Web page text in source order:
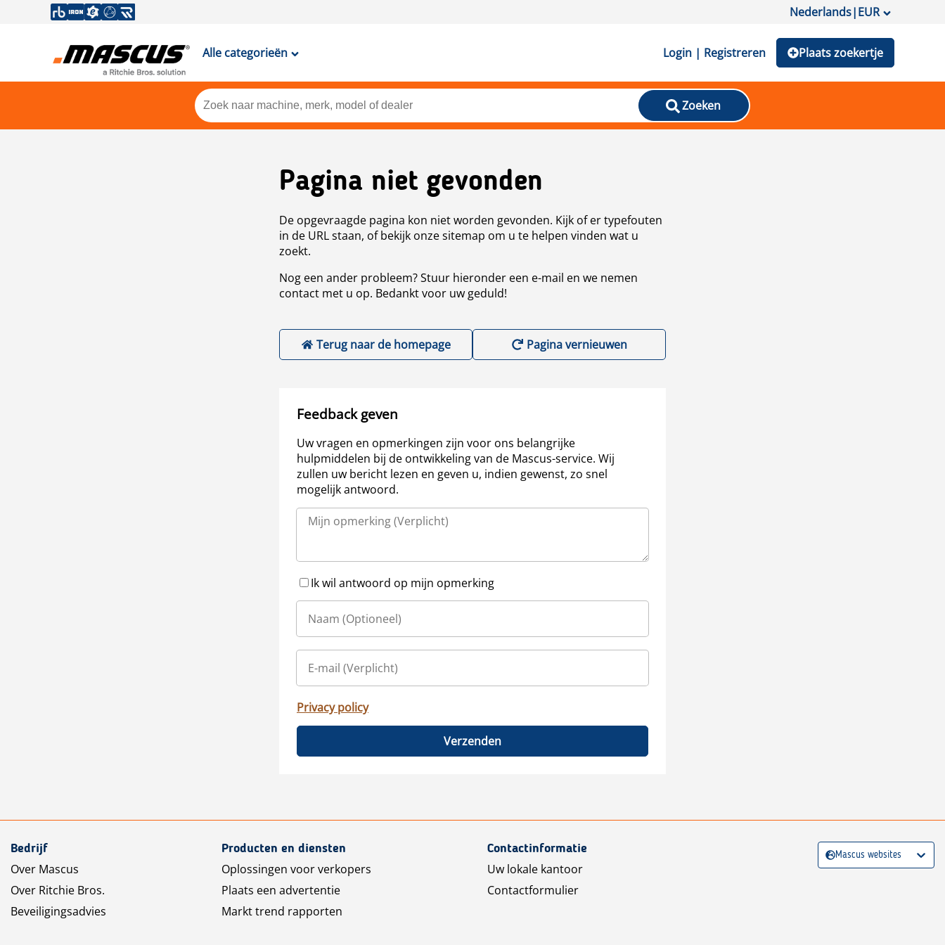
Nederlands|EUR
Alle categorieën Login | Registreren Plaats zoekertje
Zoeken
Pagina niet gevonden
De opgevraagde pagina kon niet worden gevonden. Kijk of er typefouten
in de URL staan, of bekijk onze sitemap om u te helpen vinden wat u
zoekt.
Nog een ander probleem? Stuur hieronder een e-mail en we nemen
contact met u op. Bedankt voor uw geduld!
Terug naar de homepage Pagina vernieuwen
Feedback geven
Uw vragen en opmerkingen zijn voor ons belangrijke
hulpmiddelen bij de ontwikkeling van de Mascus-service. Wij
zullen uw bericht lezen en geven u, indien gewenst, zo snel
mogelijk antwoord.
Ik wil antwoord op mijn opmerking
Privacy policy
Verzenden
Bedrijf
Over Mascus
Over Ritchie Bros.
Beveiligingsadvies
Producten en diensten
Oplossingen voor verkopers
Plaats een advertentie
Markt trend rapporten
Contactinformatie
Uw lokale kantoor
Contactformulier
Mascus websites